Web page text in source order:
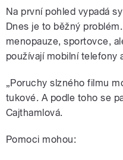
Na první pohled vypadá
Dnes je to běžný
menopauze, sportovce,
používají mobilní telefony
„Poruchy slzného filmu
tukové. A podle toho se
Cajthamlová.
Pomoci mohou: